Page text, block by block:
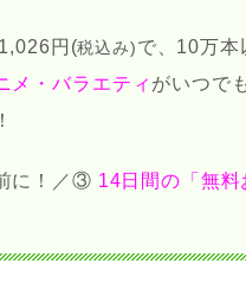
円(税込み)で、10万本
メ・バラエティ がいつで
に！／③ 14日間の「無料